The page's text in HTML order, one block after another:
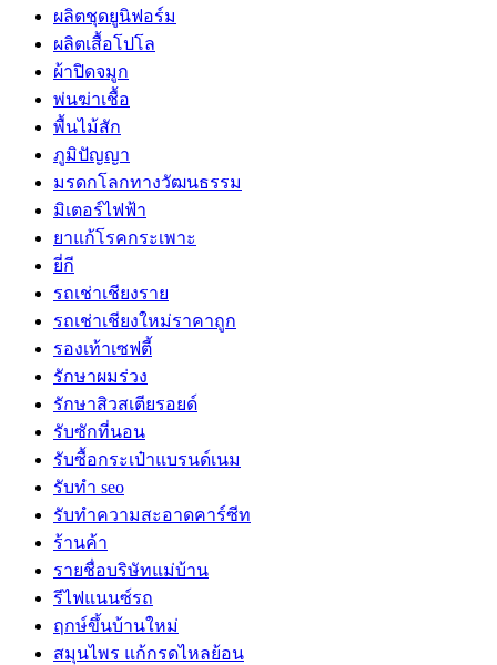
ผลิตชุดยูนิฟอร์ม
ผลิตเสื้อโปโล
ผ้าปิดจมูก
พ่นฆ่าเชื้อ
พื้นไม้สัก
ภูมิปัญญา
มรดกโลกทางวัฒนธรรม
มิเตอร์ไฟฟ้า
ยาแก้โรคกระเพาะ
ยี่กี
รถเช่าเชียงราย
รถเช่าเชียงใหม่ราคาถูก
รองเท้าเซฟตี้
รักษาผมร่วง
รักษาสิวสเตียรอยด์
รับซักที่นอน
รับซื้อกระเป๋าแบรนด์เนม
รับทำ seo
รับทำความสะอาดคาร์ซีท
ร้านค้า
รายชื่อบริษัทแม่บ้าน
รีไฟแนนซ์รถ
ฤกษ์ขึ้นบ้านใหม่
สมุนไพร แก้กรดไหลย้อน